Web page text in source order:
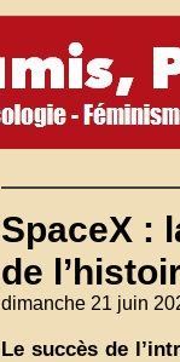
SpaceX :
de
dimanche 21 juin
Le succès de